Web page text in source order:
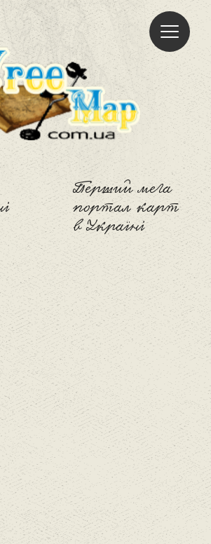
Freemap
Перший мега
портал карт
в Україні